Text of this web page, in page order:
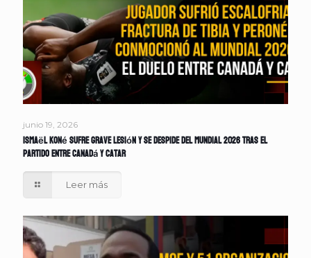
junio 19, 2026
Ismaël Koné sufre grave lesión y se despide del Mundial 2026 tras el
partido entre Canadá y Catar
Leer más